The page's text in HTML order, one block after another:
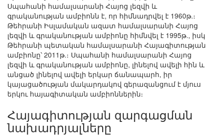
Սպահանի համալսարանի Հայոց լեզվի և
գրականության ամբիոնն է, որ հիմնադրվել է 1960թ.։
Թեհրանի Իսլամական ազատ համալսարանի Հայոց
լեզվի և գրականության ամբիոնը հիմնվել է 1995թ., իսկ
Թեհրանի պետական համալսարանի Հայագիտության
ամբիոնը՝ 2011թ.։ Սպահանի համալսարանի Հայոց
լեզվի և գրականության ամբիոնը, լինելով ավելի հին և
անցած լինելով ավելի երկար ճանապարհ, իր
կայացածության մակարդակով գերազանցում է մյուս
երկու հայագիտական ամբիոններին։
Հայագիտության զարգացման
նախադրյալները